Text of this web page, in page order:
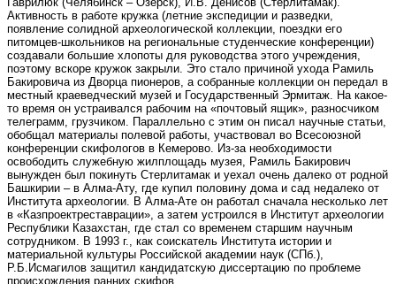
Активность в работе кружка (летние экспедиции и разведки,
появление солидной археологической коллекции, поездки его
питомцев-школьников на региональные студенческие конференции)
создавали большие хлопоты для руководства этого учреждения,
поэтому вскоре кружок закрыли. Это стало причиной ухода Рамиль
Бакировича из Дворца пионеров, а собранные коллекции он передал в
местный краеведческий музей и Государственный Эрмитаж. На какое-
то время он устраивался рабочим на «почтовый ящик», разносчиком
телеграмм, грузчиком. Параллельно с этим он писал научные статьи,
обобщал материалы полевой работы, участвовал во Всесоюзной
конференции скифологов в Кемерово. Из-за необходимости
освободить служебную жилплощадь музея, Рамиль Бакирович
вынужден был покинуть Стерлитамак и уехал очень далеко от родной
Башкирии – в Алма-Ату, где купил половину дома и сад недалеко от
Института археологии. В Алма-Ате он работал сначала несколько лет
в «Казпроектреставрации», а затем устроился в Институт археологии
Республики Казахстан, где стал со временем старшим научным
сотрудником. В 1993 г., как соискатель Института истории и
материальной культуры Российской академии наук (СПб.),
Р.Б.Исмагилов защитил кандидатскую диссертацию по проблеме
происхождения ранних скифов.